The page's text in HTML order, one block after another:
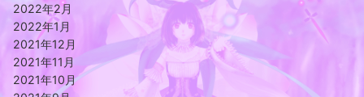
2022年2月
2022年1月
2021年12月
2021年11月
2021年10月